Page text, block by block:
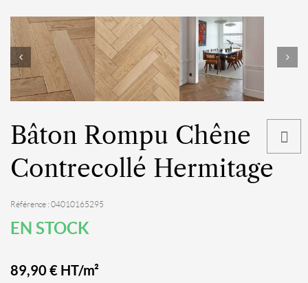
Bâton Rompu Chêne
Contrecollé Hermitage
Référence : 04010165295
EN STOCK
89,90 € HT/m²